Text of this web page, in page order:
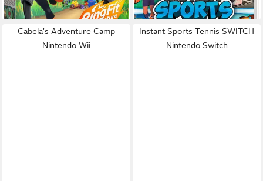
lieferbar - in 2-3 Werktagen bei dir lieferbar - in 2-3 Werktagen bei dir
Cabela's Adventure Camp
Nintendo Wii
Instant Sports Tennis SWITCH
Nintendo Switch